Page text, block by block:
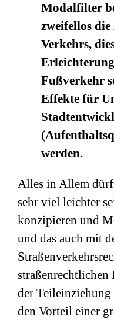
Modalfilter
zweifellos
Verkehrs,
Fußverkehr
Effekte für
werden.
Alles in Allem
sehr viel leichter
konzipieren und
und das auch mit
straßenrechtlichen
der
den Vorteil einer